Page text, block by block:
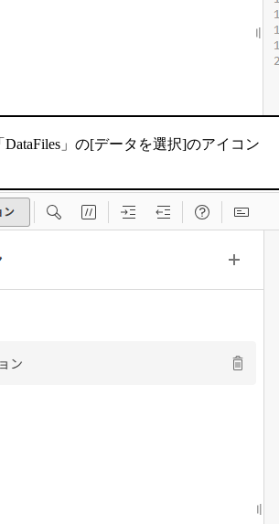
」の[データを選択]のアイコン